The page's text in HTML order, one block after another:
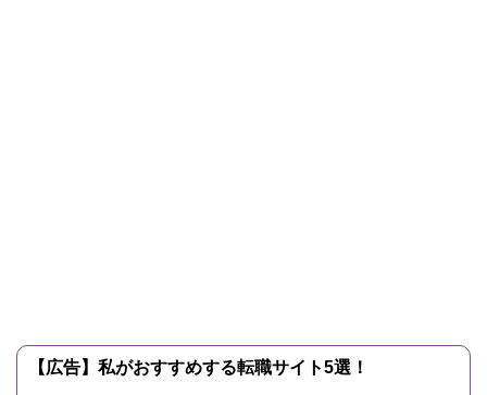
【広告】私がおすすめする転職サイト5選！